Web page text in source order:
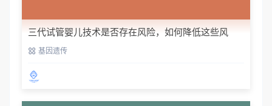
三代试管婴儿技术是否存在风险，如何降低这些风
险？基因遗传